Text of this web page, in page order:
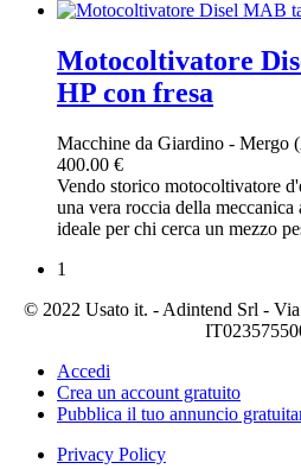
Motocoltivatore
HP con fresa
Macchine da Giardino - Mergo
400.00 €
Vendo storico motocoltivatore
una vera roccia della
ideale per chi cerca un mezzo
1
© 2022 Usato it. - Adintend Srl -
Accedi
Crea un account gratuito
Pubblica il tuo annuncio
Privacy Policy